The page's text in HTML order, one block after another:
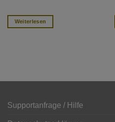
Weiterlesen
Supportanfrage / Hilfe